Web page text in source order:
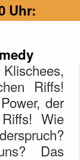
Uhr:
Riffs!
der
Wie
Das